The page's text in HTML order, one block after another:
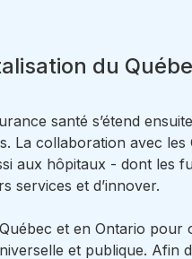
du
santé s’étend
La collaboration avec les
aux hôpitaux - dont les
services et d’innover.
et en Ontario pour
et publique. Afin